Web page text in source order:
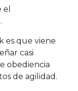
es que viene
casi
obediencia
de agilidad.